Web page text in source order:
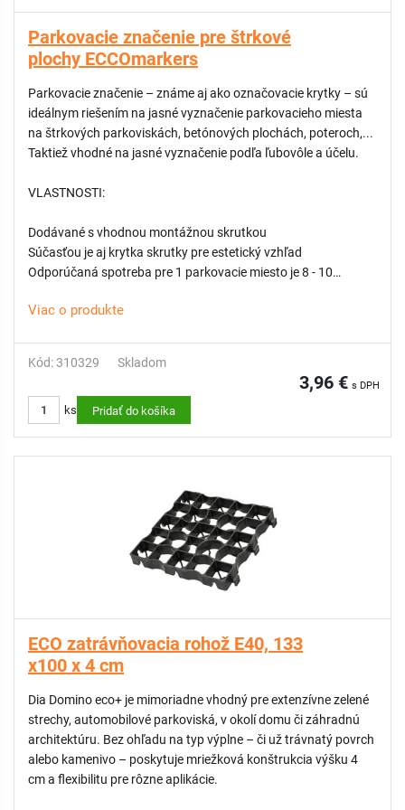
Parkovacie značenie pre štrkové
plochy ECCOmarkers
Parkovacie značenie – známe aj ako označovacie krytky – sú
ideálnym riešením na jasné vyznačenie parkovacieho miesta
na štrkových parkoviskách, betónových plochách, poteroch,...
Taktiež vhodné na jasné vyznačenie podľa ľubovôle a účelu.
VLASTNOSTI:
Dodávané s vhodnou montážnou skrutkou
Súčasťou je aj krytka skrutky pre estetický vzhľad
Odporúčaná spotreba pre 1 parkovacie miesto je 8 - 10
Panely, rohože, dosky na parkovanie
TECHNICKÉ PARAMETRE:
Materiál: PPC (polypropylén-karbonát)
Balenie: 1 x značenie + skrutka
Viac o produkte
Kód: 310329 Skladom
3,96 € s DPH
ks Pridať do košíka
ECO zatrávňovacia rohož E40, 133
x100 x 4 cm
Dia Domino eco+ je mimoriadne vhodný pre extenzívne zelené
strechy, automobilové parkoviská, v okolí domu či záhradnú
architektúru. Bez ohľadu na typ výplne – či už trávnatý povrch
alebo kamenivo – poskytuje mriežková konštrukcia výšku 4
cm a flexibilitu pre rôzne aplikácie.